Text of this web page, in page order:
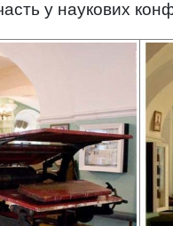
у наукових